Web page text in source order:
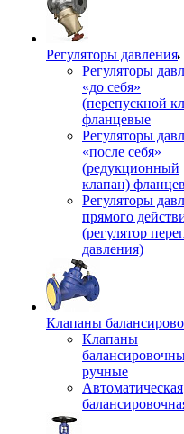
Регуляторы давления
Регуляторы
«до себя»
(перепускной
фланцевые
Регуляторы
«после себя»
(редукционный
клапан)
Регуляторы
прямого
(регулятор
давления)
Клапаны
Клапаны
ручные
Автоматическая